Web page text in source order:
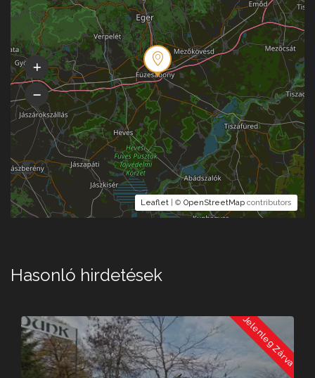
Leaflet | © OpenStreetMap contributors
Hasonló hirdetések
Jelenleg Zárva